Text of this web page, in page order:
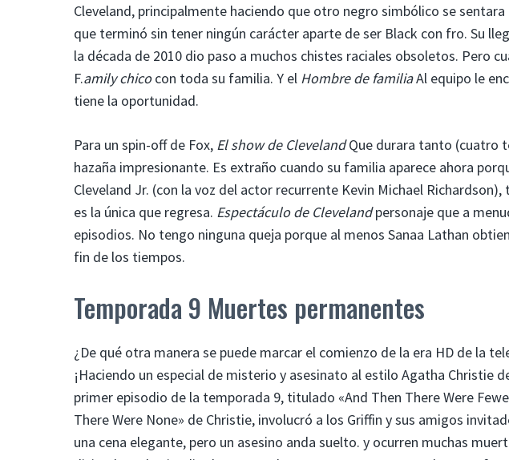
Cleveland, principalmente haciendo que otro negro simbólico se
que terminó sin tener ningún carácter aparte de ser Black con fro. Su
la década de 2010 dio paso a muchos chistes raciales obsoletos. Pero
F.amily chicocon toda su familia. Y el Hombre de familiaAl equipo le
tiene la oportunidad.
Para un spin-off de Fox, El show de ClevelandQue durara tanto (cuatro
hazaña impresionante. Es extraño cuando su familia aparece ahora
Cleveland Jr. (con la voz del actor recurrente Kevin Michael Richardson),
es la única que regresa. Espectáculo de Clevelandpersonaje que a
episodios. No tengo ninguna queja porque al menos Sanaa Lathan
fin de los tiempos.
Temporada 9 Muertes permanentes
¿De qué otra manera se puede marcar el comienzo de la era HD de la
¡Haciendo un especial de misterio y asesinato al estilo Agatha Christie
primer episodio de la temporada 9, titulado «And Then There Were
There Were None» de Christie, involucró a los Griffin y sus amigos
una cena elegante, pero un asesino anda suelto. y ocurren muchas